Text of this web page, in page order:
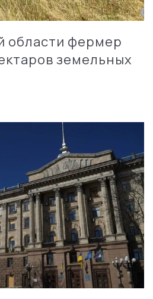
области фермер
земельных